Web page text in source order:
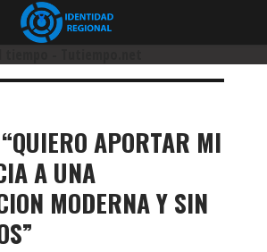
APORTAR MI
A UNA
MODERNA Y SIN